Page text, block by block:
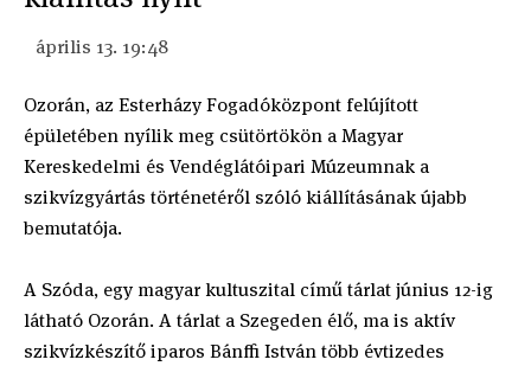
április 13. 19:48
Ozorán, az Esterházy Fogadóközpont felújított
épületében nyílik meg csütörtökön a Magyar
Kereskedelmi és Vendéglátóipari Múzeumnak a
szikvízgyártás történetéről szóló kiállításának újabb
bemutatója.
A Szóda, egy magyar kultuszital című tárlat június 12-ig
látható Ozorán. A tárlat a Szegeden élő, ma is aktív
szikvízkészítő iparos Bánffi István több évtizedes